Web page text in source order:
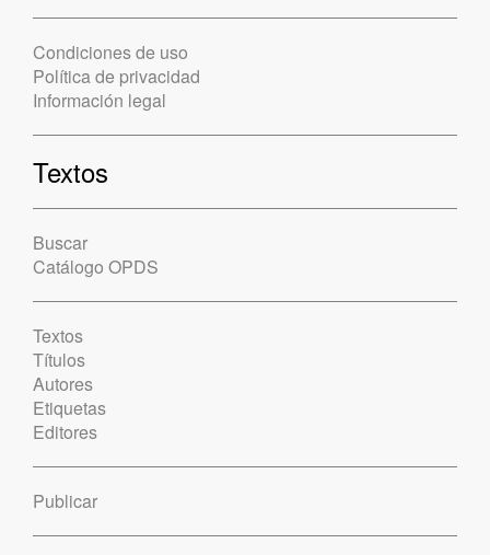
Condiciones de uso
Política de privacidad
Información legal
Textos
Buscar
Catálogo OPDS
Textos
Títulos
Autores
Etiquetas
Editores
Publicar